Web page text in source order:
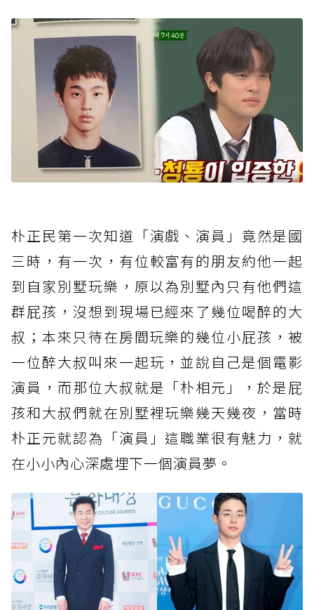
朴正民第一次知道「演戲、演員」竟然是國
三時，有一次，有位較富有的朋友約他一起
到自家別墅玩樂，原以為別墅內只有他們這
群屁孩，沒想到現場已經來了幾位喝醉的大
叔；本來只待在房間玩樂的幾位小屁孩，被
一位醉大叔叫來一起玩，並說自己是個電影
演員，而那位大叔就是「朴相元」，於是屁
孩和大叔們就在別墅裡玩樂幾天幾夜，當時
朴正元就認為「演員」這職業很有魅力，就
在小小內心深處埋下一個演員夢。